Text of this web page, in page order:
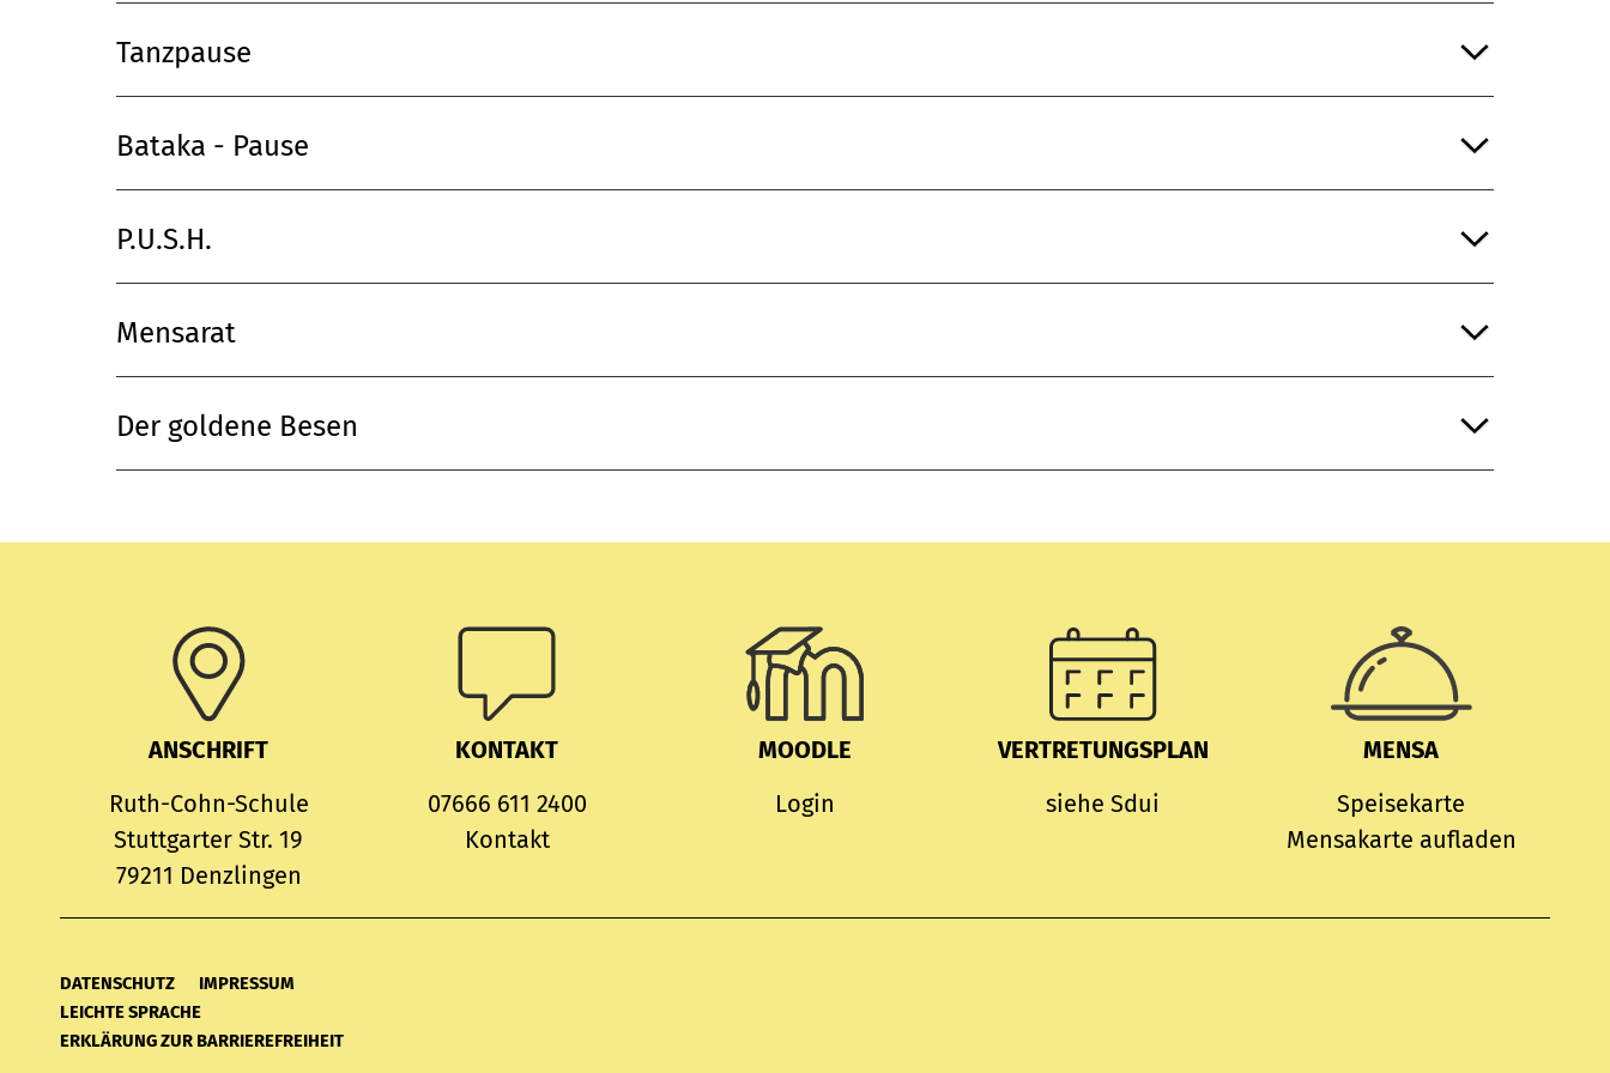
Tanzpause
Bataka - Pause
P.U.S.H.
Mensarat
Der goldene Besen
ANSCHRIFT
Ruth-Cohn-Schule
Stuttgarter Str. 19
79211 Denzlingen
KONTAKT
07666 611 2400
Kontakt
MOODLE
Login
VERTRETUNGSPLAN
siehe Sdui
MENSA
Speisekarte
Mensakarte aufladen
DATENSCHUTZ
IMPRESSUM
LEICHTE SPRACHE
ERKLÄRUNG ZUR BARRIEREFREIHEIT